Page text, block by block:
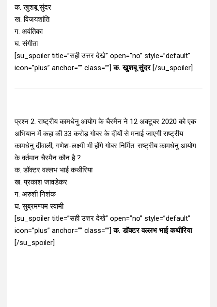
क. खुशबू सुंदर
ख. विजयशांति
ग. अवंतिका
घ. संगीता
[su_spoiler title=”सही उत्तर देखे” open=”no” style=”default”
icon=”plus” anchor=”” class=””]क. खुशबू सुंदर[/su_spoiler]
प्रश्न 2. राष्ट्रीय कामधेनु आयोग के चैरमैन ने 12 अक्टूबर 2020 को एक
अभियान में कहा की 33 करोड़ गोबर के दीयों से मनाई जाएगी राष्ट्रीय
कामधेनु दीवाली, गणेश-लक्ष्मी भी होंगे गोबर निर्मित. राष्ट्रीय कामधेनु आयोग
के वर्तमान चैरमैन कौन है ?
क. डॉक्टर वल्लभ भाई कथीरिया
ख. प्रकाश जावडेकर
ग. अरुशी निशंक
घ. सुब्रमण्यम स्वामी
[su_spoiler title=”सही उत्तर देखे” open=”no” style=”default”
icon=”plus” anchor=”” class=””]क. डॉक्टर वल्लभ भाई कथीरिया
[/su_spoiler]